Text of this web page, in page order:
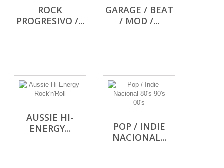
ROCK
PROGRESIVO /...
GARAGE / BEAT
/ MOD /...
AUSSIE HI-
ENERGY...
POP / INDIE
NACIONAL...